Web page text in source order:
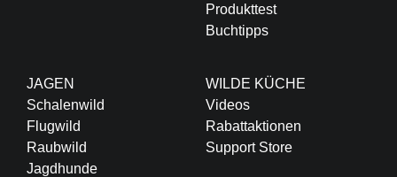
Produkttest
Buchtipps
JAGEN
Schalenwild
Flugwild
Raubwild
Jagdhunde
WILDE KÜCHE
Videos
Rabattaktionen
Support Store